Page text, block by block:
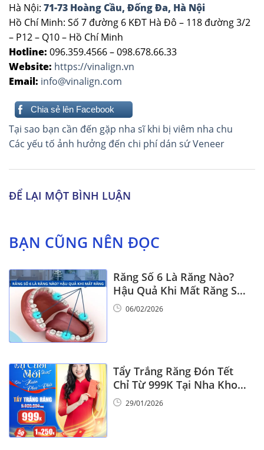
Hà Nội: 71-73 Hoàng Cầu, Đống Đa, Hà Nội
Hồ Chí Minh: Số 7 đường 6 KĐT Hà Đô – 118 đường 3/2
– P12 – Q10 – Hồ Chí Minh
Hotline: 096.359.4566 – 098.678.66.33
Website: https://vinalign.vn
Email: info@vinalign.com
Chia sẻ lên Facebook
Điều
hướng
Tại sao bạn cần đến gặp nha sĩ khi bị viêm nha chu
Các yếu tố ảnh hưởng đến chi phí dán sứ Veneer
ĐỂ LẠI MỘT BÌNH LUẬN
BẠN CŨNG NÊN ĐỌC
Răng Số 6 Là Răng Nào?
Hậu Quả Khi Mất Răng Số
6
06/02/2026
Tẩy Trắng Răng Đón Tết
Chỉ Từ 999K Tại Nha Khoa
Vinalign
29/01/2026